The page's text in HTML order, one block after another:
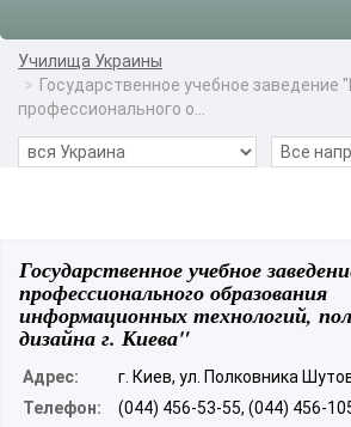
Училища Украины
Государственное учебное заведение
профессионального о...
Государственное учебное
профессионального образования
информационных технологий,
дизайна г. Киева"
Адрес:
г. Киев, ул. Полковника
Телефон:
(044) 456-53-55, (044) 456-